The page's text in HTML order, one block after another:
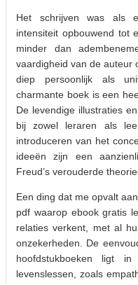
Het schrijven was als
intensiteit opbouwend tot
minder dan
vaardigheid van de auteur
diep persoonlijk als
charmante boek is een
De levendige illustraties
bij zowel leraren als
introduceren van het
ideeën zijn een
Freud’s verouderde
Een ding dat me opvalt
pdf waarop ebook gratis
relaties verkent, met al
onzekerheden. De
hoofdstukboeken ligt
levenslessen, zoals